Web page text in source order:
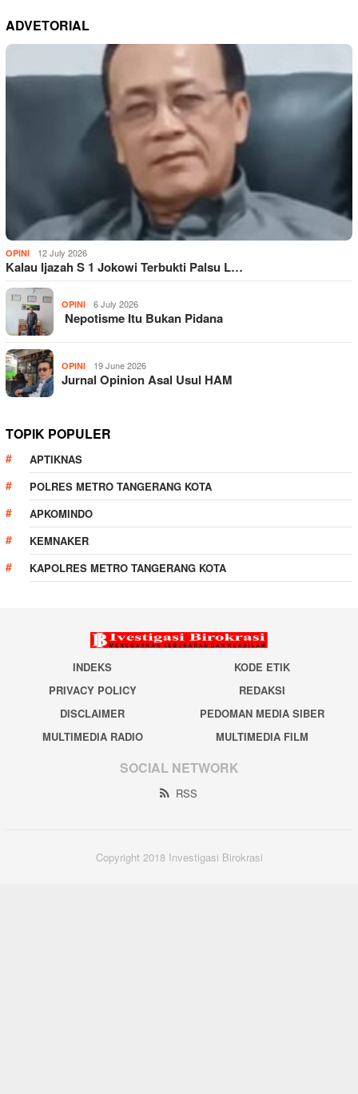
ADVETORIAL
OPINI 12 July 2026
Kalau Ijazah S 1 Jokowi Terbukti Palsu L…
OPINI 6 July 2026
Nepotisme Itu Bukan Pidana
OPINI 19 June 2026
Jurnal Opinion Asal Usul HAM
TOPIK POPULER
APTIKNAS
POLRES METRO TANGERANG KOTA
APKOMINDO
KEMNAKER
KAPOLRES METRO TANGERANG KOTA
INDEKS
KODE ETIK
PRIVACY POLICY
REDAKSI
DISCLAIMER
PEDOMAN MEDIA SIBER
MULTIMEDIA RADIO
MULTIMEDIA FILM
SOCIAL NETWORK
RSS
Copyright 2018 Investigasi Birokrasi